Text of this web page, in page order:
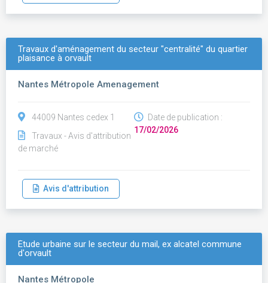
Travaux d'aménagement du secteur "centralité" du quartier
plaisance à orvault
Nantes Métropole Amenagement
44009 Nantes cedex 1
Travaux - Avis d'attribution
de marché
Date de publication :
17/02/2026
Avis d'attribution
Étude urbaine sur le secteur du mail, ex alcatel commune
d'orvault
Nantes Métropole